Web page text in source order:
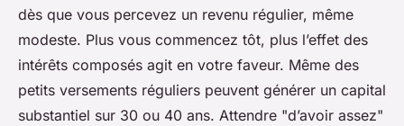
dès que vous percevez un revenu régulier, même
modeste. Plus vous commencez tôt, plus l’effet des
intérêts composés agit en votre faveur. Même des
petits versements réguliers peuvent générer un capital
substantiel sur 30 ou 40 ans. Attendre "d’avoir assez"